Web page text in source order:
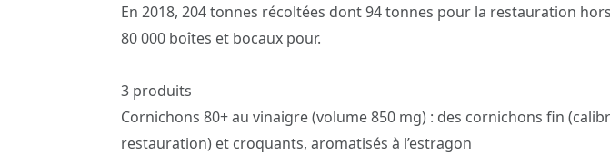
En 2018, 204 tonnes récoltées dont 94 tonnes pour la restauration
80 000 boîtes et bocaux pour.
3 produits
Cornichons 80+ au vinaigre (volume 850 mg) : des cornichons fin
restauration) et croquants, aromatisés à l’estragon